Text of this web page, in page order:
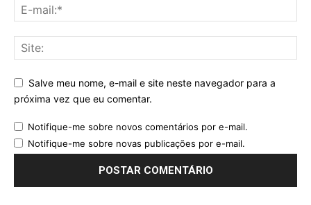
Salve meu nome, e-mail e site neste navegador para a
próxima vez que eu comentar.
Notifique-me sobre novos comentários por e-mail.
Notifique-me sobre novas publicações por e-mail.